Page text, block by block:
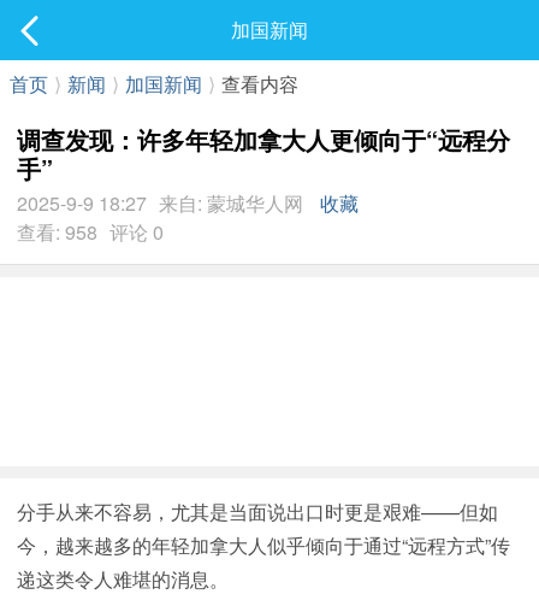
最新发表
加国新闻
首页 ⟩ 新闻 ⟩ 加国新闻 ⟩ 查看内容
调查发现：许多年轻加拿大人更倾向于“远程分
手”
2025-9-9 18:27 来自: 蒙城华人网
收藏
查看: 958 评论 0
分手从来不容易，尤其是当面说出口时更是艰难——但如
今，越来越多的年轻加拿大人似乎倾向于通过“远程方式”传
递这类令人难堪的消息。